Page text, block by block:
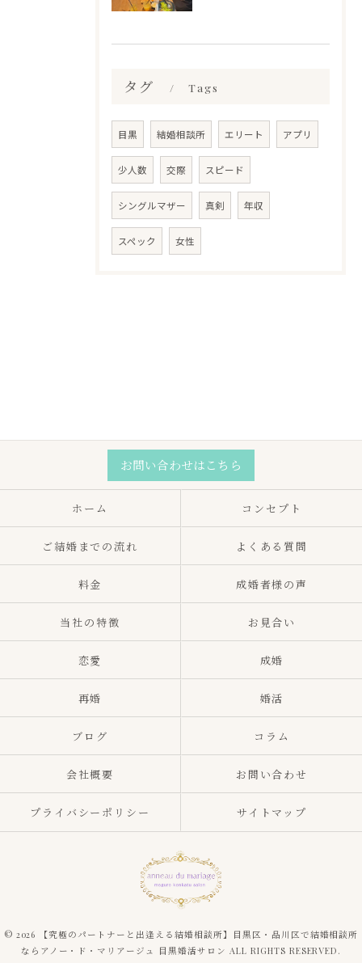
タグ Tags
目黒 結婚相談所 エリート アプリ
少人数 交際 スピード
シングルマザー 真剣 年収
スペック 女性
お問い合わせはこちら
ホーム コンセプト
ご結婚までの流れ よくある質問
料金 成婚者様の声
当社の特徴 お見合い
恋愛 成婚
再婚 婚活
ブログ コラム
会社概要 お問い合わせ
プライバシーポリシー サイトマップ
© 2026 【究極のパートナーと出逢える結婚相談所】目黒区・品川区で結婚相談所
ならアノー・ド・マリアージュ 目黒婚活サロン ALL RIGHTS RESERVED.